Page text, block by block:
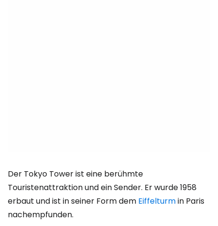
Der Tokyo Tower ist eine berühmte
Touristenattraktion und ein Sender. Er wurde 1958
erbaut und ist in seiner Form dem Eiffelturmin Paris
nachempfunden.